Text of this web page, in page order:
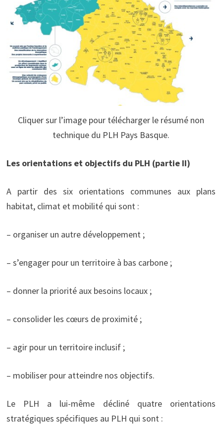
Cliquer sur l’image pour télécharger le résumé non
technique du PLH Pays Basque.
Les orientations et objectifs du PLH (partie II)
A partir des six orientations communes aux plans
habitat, climat et mobilité qui sont :
– organiser un autre développement ;
– s’engager pour un territoire à bas carbone ;
– donner la priorité aux besoins locaux ;
– consolider les cœurs de proximité ;
– agir pour un territoire inclusif ;
– mobiliser pour atteindre nos objectifs.
Le PLH a lui-même décliné quatre orientations
stratégiques spécifiques au PLH qui sont :